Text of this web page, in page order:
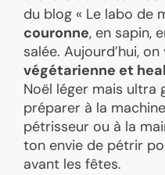
du blog « Le labo de
couronne, en sapin,
salée. Aujourd’hui,
végétarienne et
Noël léger mais ultra
préparer à la
pétrisseur ou à la
ton envie de pétrir
avant les fêtes.